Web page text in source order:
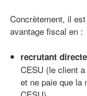
Concrètement, il
avantage fiscal en :
recrutant
CESU (le client
et ne paie que la